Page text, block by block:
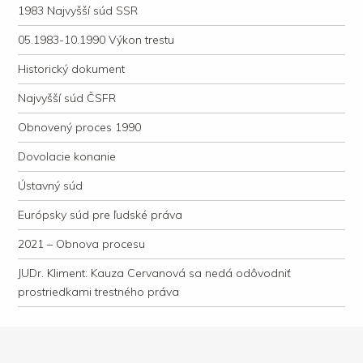
1983 Najvyšší súd SSR
05.1983-10.1990 Výkon trestu
Historický dokument
Najvyšší súd ČSFR
Obnovený proces 1990
Dovolacie konanie
Ústavný súd
Európsky súd pre ľudské práva
2021 – Obnova procesu
JUDr. Kliment: Kauza Cervanová sa nedá odôvodniť
prostriedkami trestného práva